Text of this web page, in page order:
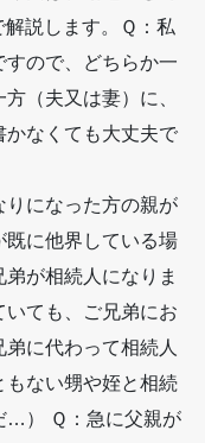
説します。Ｑ：私
ので、どちらか一
（夫又は妻）に、
かなくても大丈夫で
になった方の親が
既に他界している場
が相続人になりま
ても、ご兄弟にお
に代わって相続人
もない甥や姪と相続
…） Ｑ：急に父親が